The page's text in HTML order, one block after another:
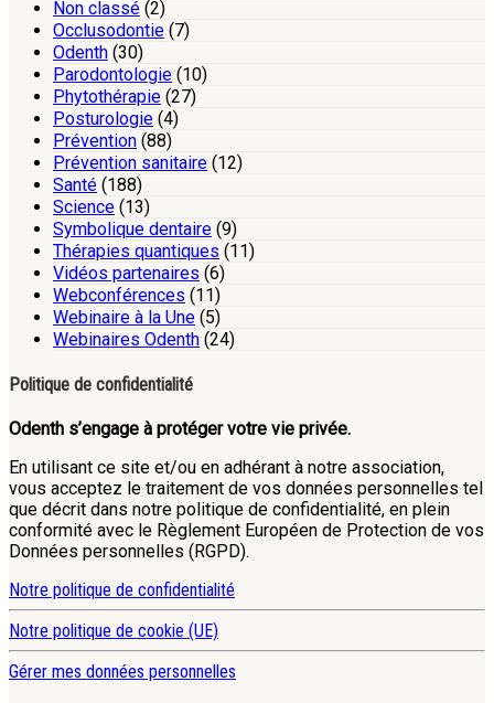
Non classé (2)
Occlusodontie (7)
Odenth (30)
Parodontologie (10)
Phytothérapie (27)
Posturologie (4)
Prévention (88)
Prévention sanitaire (12)
Santé (188)
Science (13)
Symbolique dentaire (9)
Thérapies quantiques (11)
Vidéos partenaires (6)
Webconférences (11)
Webinaire à la Une (5)
Webinaires Odenth (24)
Politique de confidentialité
Odenth s’engage à protéger votre vie privée.
En utilisant ce site et/ou en adhérant à notre association,
vous acceptez le traitement de vos données personnelles tel
que décrit dans notre politique de confidentialité, en plein
conformité avec le Règlement Européen de Protection de vos
Données personnelles (RGPD).
Notre politique de confidentialité
Notre politique de cookie (UE)
Gérer mes données personnelles